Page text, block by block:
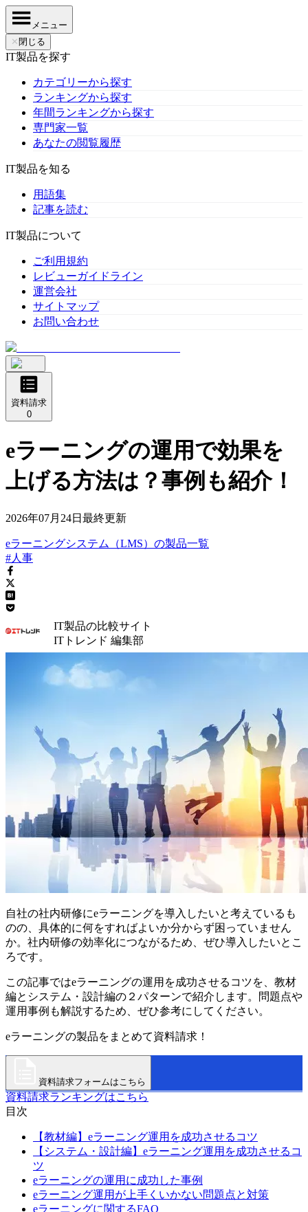
メニュー
✕ 閉じる
IT製品を探す
カテゴリーから探す
ランキングから探す
年間ランキングから探す
専門家一覧
あなたの閲覧履歴
IT製品を知る
用語集
記事を読む
IT製品について
ご利用規約
レビューガイドライン
運営会社
サイトマップ
お問い合わせ
資料請求
0
eラーニングの運用で効果を
上げる方法は？事例も紹介！
2026年07月24日 最終更新
eラーニングシステム（LMS） の製品一覧
#人事
IT製品の比較サイト
ITトレンド 編集部
自社の社内研修にeラーニングを導入したいと考えているも
のの、具体的に何をすればよいか分からず困っていません
か。社内研修の効率化につながるため、ぜひ導入したいとこ
ろです。
この記事ではeラーニングの運用を成功させるコツを、教材
編とシステム・設計編の２パターンで紹介します。問題点や
運用事例も解説するため、ぜひ参考にしてください。
eラーニングの製品をまとめて資料請求！
資料請求フォームはこちら
資料請求ランキングはこちら
目次
【教材編】eラーニング運用を成功させるコツ
【システム・設計編】eラーニング運用を成功させるコ
ツ
eラーニングの運用に成功した事例
eラーニング運用が上手くいかない問題点と対策
eラーニングに関するFAQ